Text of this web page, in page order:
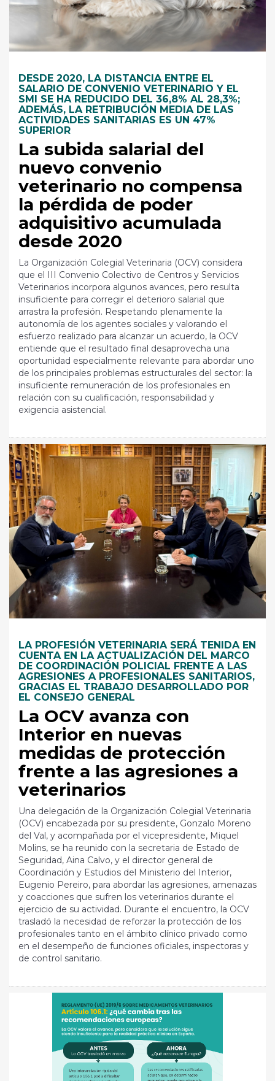
DESDE 2020, LA DISTANCIA ENTRE EL
SALARIO DE CONVENIO VETERINARIO Y EL
SMI SE HA REDUCIDO DEL 36,8% AL 28,3%;
ADEMÁS, LA RETRIBUCIÓN MEDIA DE LAS
ACTIVIDADES SANITARIAS ES UN 47%
SUPERIOR
La subida salarial del
nuevo convenio
veterinario no compensa
la pérdida de poder
adquisitivo acumulada
desde 2020
La Organización Colegial Veterinaria (OCV) considera
que el III Convenio Colectivo de Centros y Servicios
Veterinarios incorpora algunos avances, pero resulta
insuficiente para corregir el deterioro salarial que
arrastra la profesión. Respetando plenamente la
autonomía de los agentes sociales y valorando el
esfuerzo realizado para alcanzar un acuerdo, la OCV
entiende que el resultado final desaprovecha una
oportunidad especialmente relevante para abordar uno
de los principales problemas estructurales del sector: la
insuficiente remuneración de los profesionales en
relación con su cualificación, responsabilidad y
exigencia asistencial.
LA PROFESIÓN VETERINARIA SERÁ TENIDA EN
CUENTA EN LA ACTUALIZACIÓN DEL MARCO
DE COORDINACIÓN POLICIAL FRENTE A LAS
AGRESIONES A PROFESIONALES SANITARIOS,
GRACIAS EL TRABAJO DESARROLLADO POR
EL CONSEJO GENERAL
La OCV avanza con
Interior en nuevas
medidas de protección
frente a las agresiones a
veterinarios
Una delegación de la Organización Colegial Veterinaria
(OCV) encabezada por su presidente, Gonzalo Moreno
del Val, y acompañada por el vicepresidente, Miquel
Molins, se ha reunido con la secretaria de Estado de
Seguridad, Aina Calvo, y el director general de
Coordinación y Estudios del Ministerio del Interior,
Eugenio Pereiro, para abordar las agresiones, amenazas
y coacciones que sufren los veterinarios durante el
ejercicio de su actividad. Durante el encuentro, la OCV
trasladó la necesidad de reforzar la protección de los
profesionales tanto en el ámbito clínico privado como
en el desempeño de funciones oficiales, inspectoras y
de control sanitario.